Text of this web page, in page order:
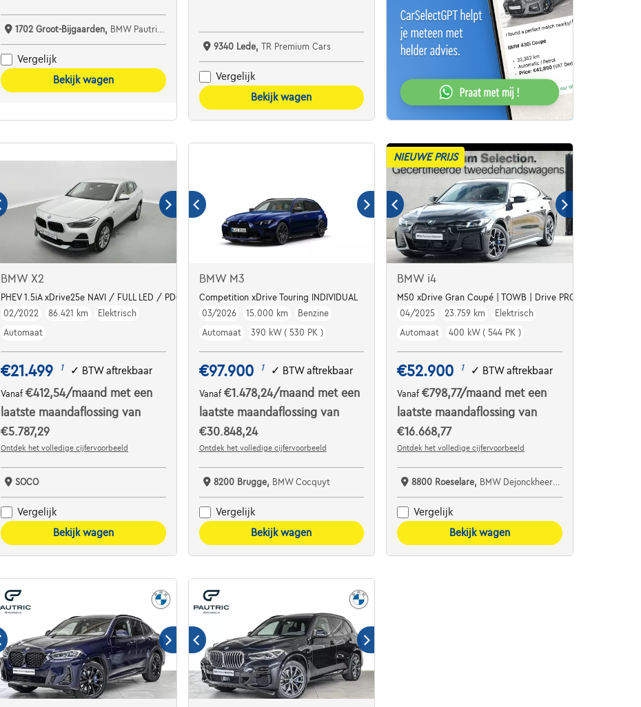
1702 Groot-Bijgaarden, BMW Pautric Groot Bijgaarden
Vergelijk
Bekijk wagen
9340 Lede, TR Premium Cars
Vergelijk
Bekijk wagen
BMW X2
PHEV 1.5iA xDrive25e NAVI / FULL LED / PDC AV-AR
02/2022
86.421 km
Elektrisch
Automaat
€21.499 1 ✓ BTW aftrekbaar
Vanaf€412,54/maand met een
laatste maandaflossing van
€5.787,29
Ontdek het volledige cijfervoorbeeld
SOCO
Vergelijk
Bekijk wagen
BMW M3
Competition xDrive Touring INDIVIDUAL
03/2026
15.000 km
Benzine
Automaat
390 kW ( 530 PK )
€97.900 1 ✓ BTW aftrekbaar
Vanaf €1.478,24/maand met een
laatste maandaflossing van
€30.848,24
Ontdek het volledige cijfervoorbeeld
8200 Brugge, BMW Cocquyt
Vergelijk
Bekijk wagen
NIEUWE PRIJS
BMW i4
M50 xDrive Gran Coupé | TOWB | Drive PRO | H&K |
04/2025
23.759 km
Elektrisch
Automaat
400 kW ( 544 PK )
€52.900 1 ✓ BTW aftrekbaar
Vanaf€798,77/maand met een
laatste maandaflossing van
€16.668,77
Ontdek het volledige cijfervoorbeeld
8800 Roeselare, BMW Dejonckheere Roeselare
Vergelijk
Bekijk wagen